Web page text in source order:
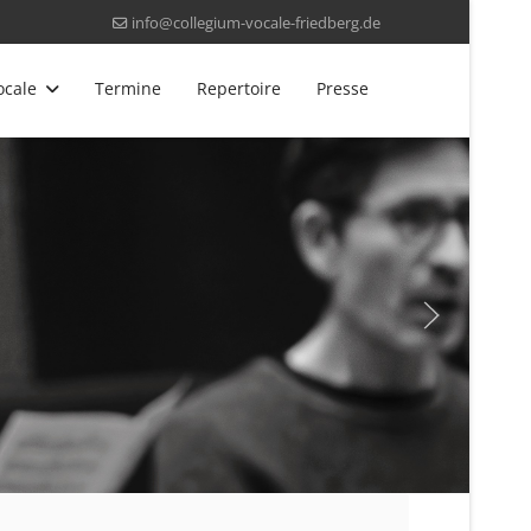
info@collegium-vocale-friedberg.de
Termine Repertoire Presse
- 1 - 2 [Dirigent]
- 3
Vocale - 4